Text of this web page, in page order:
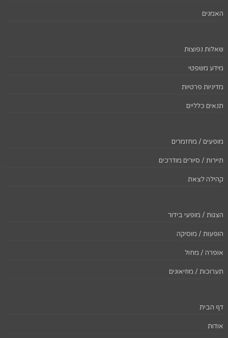
האמנים
שאלות נפוצות
מידע משפטי
מדיניות פרטיות
תנאים כלליים
מופעים / מחזמרים
תיירות / סיורים מודרכים
קהילה לצאת
הצגות / מופעי בידור
הופעות / מוסיקה
אופרה / מחול
תערוכות / מוזיאונים
דף הבית
אודות